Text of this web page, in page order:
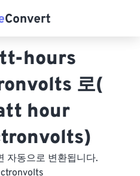
hours
로(
hour
자동으로 변환됩니다.